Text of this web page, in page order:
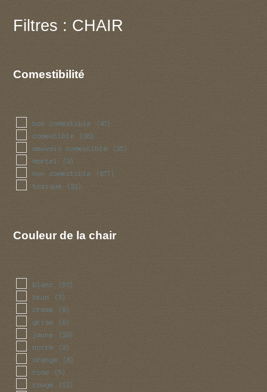
Filtres : CHAIR
Comestibilité
bon comestible (47)
comestible (38)
mauvais comestible (25)
mortel (9)
non comestible (677)
toxique (22)
Couleur de la chair
blanc (53)
brun (3)
creme (8)
grise (6)
jaune (20)
noire (2)
orange (8)
rose (5)
rouge (12)